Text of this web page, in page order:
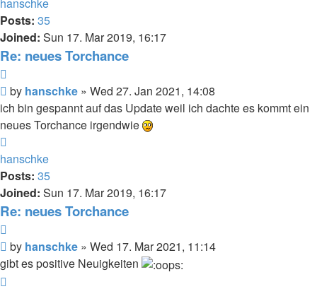
Posts: 35
Joined: Sun 17. Mar 2019, 16:17
Re: neues Torchance
Post
by hanschke » Wed 27. Jan 2021, 14:08
ich bin gespannt auf das Update weil ich dachte es kommt ein
neues Torchance irgendwie
hanschke
Posts: 35
Joined: Sun 17. Mar 2019, 16:17
Re: neues Torchance
Post
by hanschke » Wed 17. Mar 2021, 11:14
gibt es positive Neuigkeiten